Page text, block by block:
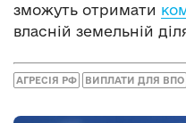
зможуть отримати
власній земельній
АГРЕСІЯ РФ ВИПЛАТИ ДЛЯ ВПО